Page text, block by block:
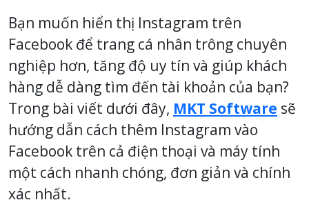
Bạn muốn hiển thị Instagram trên
Facebook để trang cá nhân trông chuyên
nghiệp hơn, tăng độ uy tín và giúp khách
hàng dễ dàng tìm đến tài khoản của bạn?
Trong bài viết dưới đây, MKT Software sẽ
hướng dẫn cách thêm Instagram vào
Facebook trên cả điện thoại và máy tính
một cách nhanh chóng, đơn giản và chính
xác nhất.